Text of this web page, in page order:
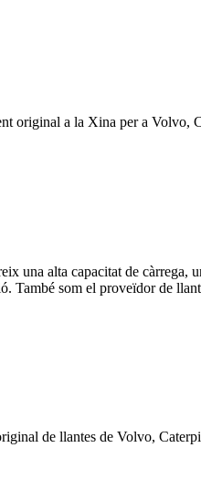
original a la Xina per a Volvo,
una alta capacitat de càrrega,
També som el proveïdor de
de llantes de Volvo,